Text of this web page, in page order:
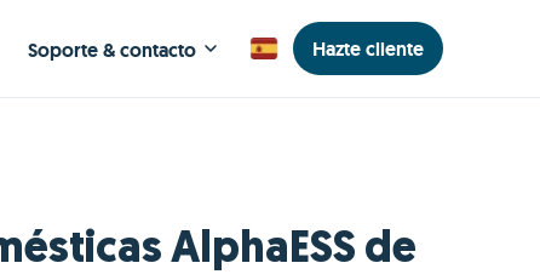
Soporte & contacto Hazte cliente
AlphaESS de